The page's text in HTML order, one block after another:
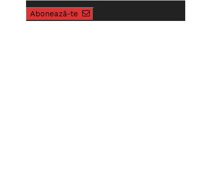
Abonează-te